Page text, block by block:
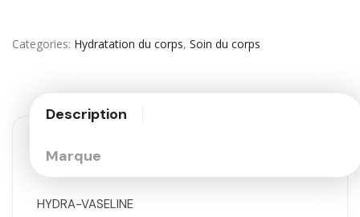
Categories Hydratation du corps, Soin du corps
Description
Marque
HYDRA-VASELINE